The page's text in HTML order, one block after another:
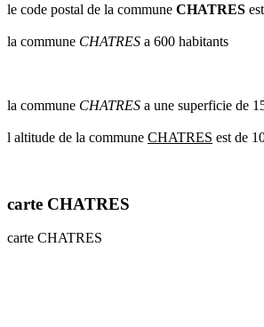
oise
val
communes
radar
le code postal de la commune CHATRES
la commune CHATRES a 600 habitants
la commune CHATRES a une superficie de
l altitude de la commune CHATRES est de
carte CHATRES
carte CHATRES